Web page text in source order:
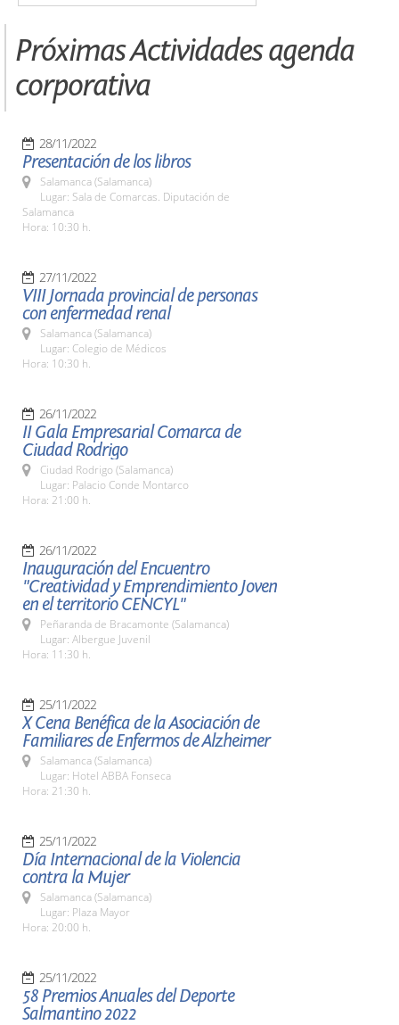
Próximas Actividades agenda
corporativa
28/11/2022
Presentación de los libros
Salamanca (Salamanca)
Lugar: Sala de Comarcas. Diputación de
Salamanca
Hora: 10:30 h.
27/11/2022
VIII Jornada provincial de personas
con enfermedad renal
Salamanca (Salamanca)
Lugar: Colegio de Médicos
Hora: 10:30 h.
26/11/2022
II Gala Empresarial Comarca de
Ciudad Rodrigo
Ciudad Rodrigo (Salamanca)
Lugar: Palacio Conde Montarco
Hora: 21:00 h.
26/11/2022
Inauguración del Encuentro
"Creatividad y Emprendimiento Joven
en el territorio CENCYL"
Peñaranda de Bracamonte (Salamanca)
Lugar: Albergue Juvenil
Hora: 11:30 h.
25/11/2022
X Cena Benéfica de la Asociación de
Familiares de Enfermos de Alzheimer
Salamanca (Salamanca)
Lugar: Hotel ABBA Fonseca
Hora: 21:30 h.
25/11/2022
Día Internacional de la Violencia
contra la Mujer
Salamanca (Salamanca)
Lugar: Plaza Mayor
Hora: 20:00 h.
25/11/2022
58 Premios Anuales del Deporte
Salmantino 2022